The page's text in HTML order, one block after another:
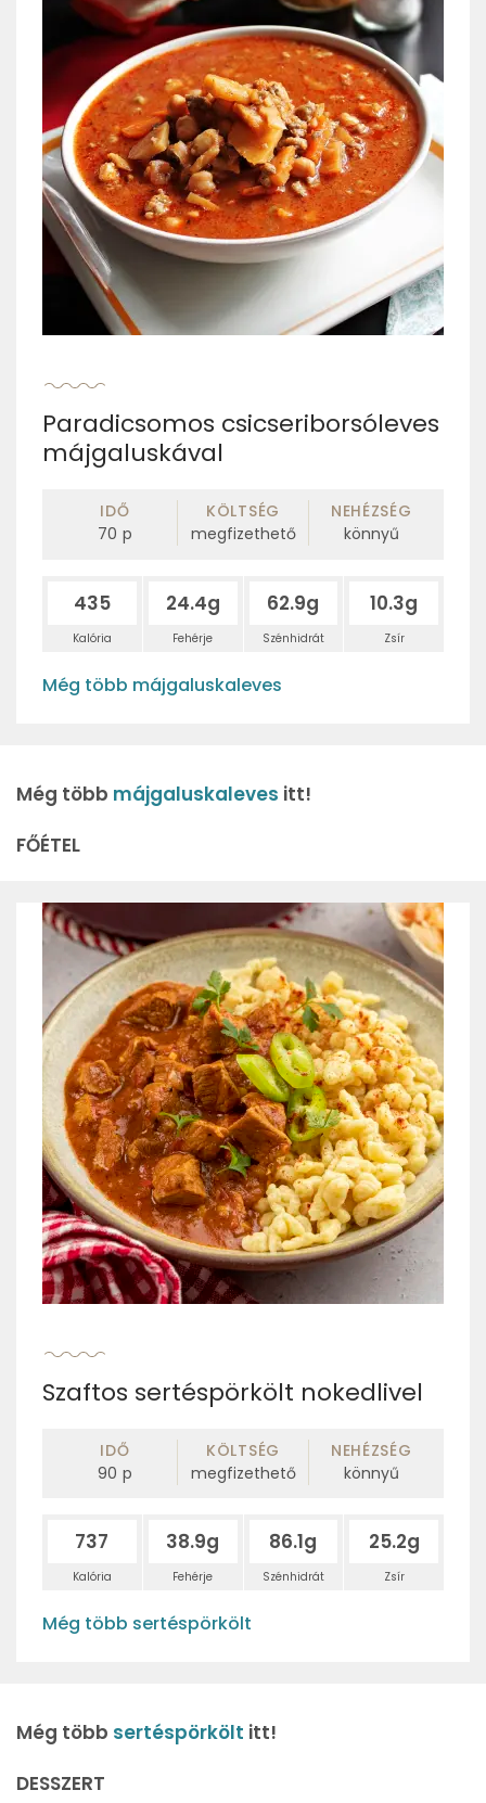
Paradicsomos csicseriborsóleves
májgaluskával
IDŐ
70 p
KÖLTSÉG
megfizethető
NEHÉZSÉG
könnyű
435
Kalória
24.4g
Fehérje
62.9g
Szénhidrát
10.3g
Zsír
Még több májgaluskaleves
Még több májgaluskaleves itt!
FŐÉTEL
Szaftos sertéspörkölt nokedlivel
IDŐ
90 p
KÖLTSÉG
megfizethető
NEHÉZSÉG
könnyű
737
Kalória
38.9g
Fehérje
86.1g
Szénhidrát
25.2g
Zsír
Még több sertéspörkölt
Még több sertéspörkölt itt!
DESSZERT